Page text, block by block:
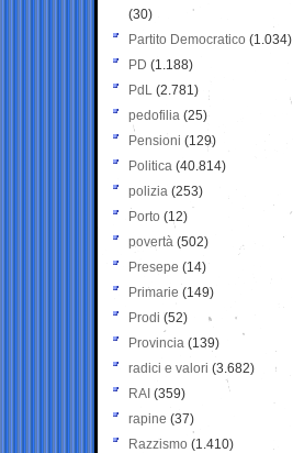
(30)
Partito Democratico (1.034)
PD (1.188)
PdL (2.781)
pedofilia (25)
Pensioni (129)
Politica (40.814)
polizia (253)
Porto (12)
povertà (502)
Presepe (14)
Primarie (149)
Prodi (52)
Provincia (139)
radici e valori (3.682)
RAI (359)
rapine (37)
Razzismo (1.410)